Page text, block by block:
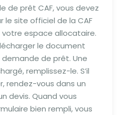
de prêt CAF, vous devez
le site officiel de la CAF
espace allocataire.
le document
de prêt. Une
remplissez-le. S’il
rendez-vous dans un
devis. Quand vous
bien rempli, vous